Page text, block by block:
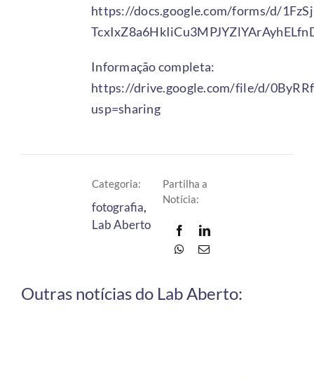
https://docs.google.com/forms/d/
Informação completa:
https://drive.google.com/file/d/
usp=sharing
Categoria:
fotografia,
Lab Aberto
Partilha a
Notícia:
Outras notícias do Lab Aberto: